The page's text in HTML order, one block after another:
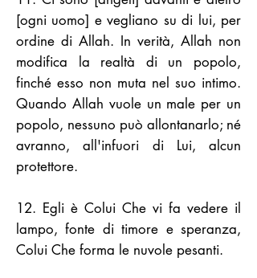
[ogni uomo] e vegliano su di lui, per
ordine di Allah. In verità, Allah non
modifica la realtà di un popolo,
finché esso non muta nel suo intimo.
Quando Allah vuole un male per un
popolo, nessuno può allontanarlo; né
avranno, all'infuori di Lui, alcun
protettore.
12. Egli è Colui Che vi fa vedere il
lampo, fonte di timore e speranza,
Colui Che forma le nuvole pesanti.